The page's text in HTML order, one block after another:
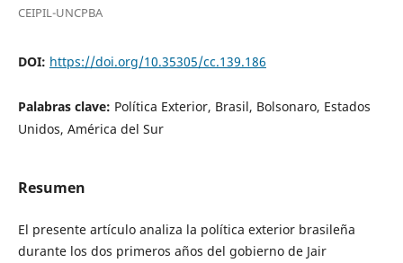
CEIPIL-UNCPBA
DOI: https://doi.org/10.35305/cc.139.186
Palabras clave: Política Exterior, Brasil, Bolsonaro, Estados
Unidos, América del Sur
Resumen
El presente artículo analiza la política exterior brasileña
durante los dos primeros años del gobierno de Jair